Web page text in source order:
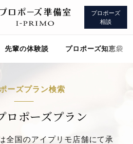
プロポーズ
相談
先輩の体験談 プロポーズ知恵袋
ーズプラン検索
ロポーズプラン
全国のアイプリモ店舗にて承
先輩の体験談